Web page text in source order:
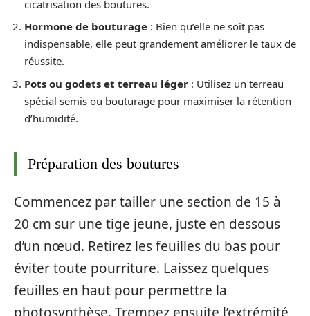
cicatrisation des boutures.
Hormone de bouturage : Bien qu’elle ne soit pas
indispensable, elle peut grandement améliorer le taux de
réussite.
Pots ou godets et terreau léger : Utilisez un terreau
spécial semis ou bouturage pour maximiser la rétention
d’humidité.
Préparation des boutures
Commencez par tailler une section de 15 à
20 cm sur une tige jeune, juste en dessous
d’un nœud. Retirez les feuilles du bas pour
éviter toute pourriture. Laissez quelques
feuilles en haut pour permettre la